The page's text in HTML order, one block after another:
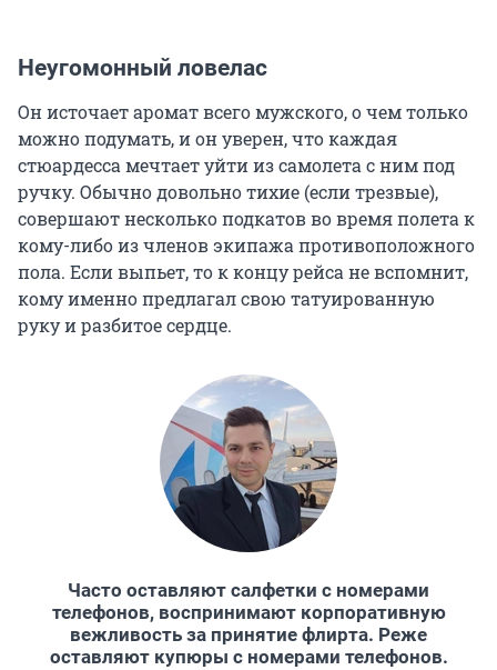
Неугомонный ловелас
Он источает аромат всего мужского, о чем только
можно подумать, и он уверен, что каждая
стюардесса мечтает уйти из самолета с ним под
ручку. Обычно довольно тихие (если трезвые),
совершают несколько подкатов во время полета к
кому-либо из членов экипажа противоположного
пола. Если выпьет, то к концу рейса не вспомнит,
кому именно предлагал свою татуированную
руку и разбитое сердце.
Часто оставляют салфетки с номерами
телефонов, воспринимают корпоративную
вежливость за принятие флирта. Реже
оставляют купюры с номерами телефонов.